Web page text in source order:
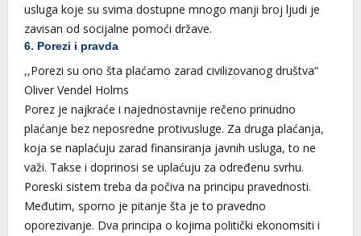
usluga koje su svima dostupne mnogo manji broj ljudi je
zavisan od socijalne pomoći države.
6. Porezi i pravda
,,Porezi su ono šta plaćamo zarad civilizovanog društva“
Oliver Vendel Holms
Porez je najkraće i najednostavnije rečeno prinudno
plaćanje bez neposredne protivusluge. Za druga plaćanja,
koja se naplaćuju zarad finansiranja javnih usluga, to ne
važi. Takse i doprinosi se uplaćuju za određenu svrhu.
Poreski sistem treba da počiva na principu pravednosti.
Međutim, sporno je pitanje šta je to pravedno
oporezivanje. Dva principa o kojima politički ekonomsiti i